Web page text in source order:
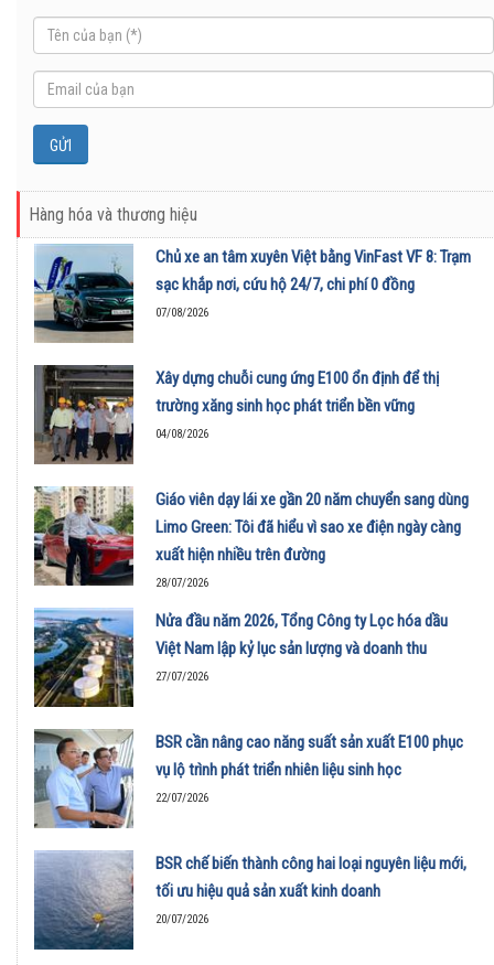
Hàng hóa và thương hiệu
Chủ xe an tâm xuyên Việt bằng VinFast VF 8: Trạm
sạc khắp nơi, cứu hộ 24/7, chi phí 0 đồng
07/08/2026
Xây dựng chuỗi cung ứng E100 ổn định để thị
trường xăng sinh học phát triển bền vững
04/08/2026
Giáo viên dạy lái xe gần 20 năm chuyển sang dùng
Limo Green: Tôi đã hiểu vì sao xe điện ngày càng
xuất hiện nhiều trên đường
28/07/2026
Nửa đầu năm 2026, Tổng Công ty Lọc hóa dầu
Việt Nam lập kỷ lục sản lượng và doanh thu
27/07/2026
BSR cần nâng cao năng suất sản xuất E100 phục
vụ lộ trình phát triển nhiên liệu sinh học
22/07/2026
BSR chế biến thành công hai loại nguyên liệu mới,
tối ưu hiệu quả sản xuất kinh doanh
20/07/2026